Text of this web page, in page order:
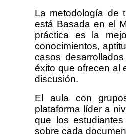
La metodología de
está Basada en el
práctica es la
conocimientos,
casos
éxito que ofrecen al
discusión.
El aula con
plataforma líder a
que los
sobre cada